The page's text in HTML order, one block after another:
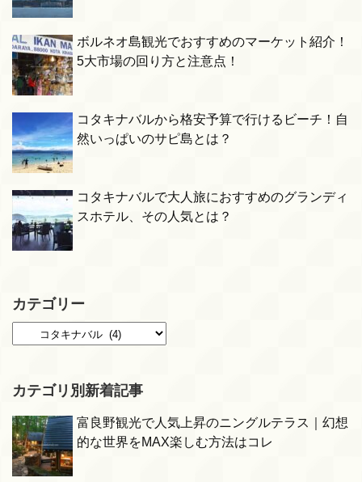
ボルネオ島観光でおすすめのマーケット紹介！
5大市場の回り方と注意点！
コタキナバルから格安予算で行けるビーチ！自
然いっぱいのサピ島とは？
コタキナバルで大人旅におすすめのグランディ
スホテル、その人気とは？
カテゴリー
カテゴリ別新着記事
富良野観光で人気上昇のニングルテラス｜幻想
的な世界をMAX楽しむ方法はコレ